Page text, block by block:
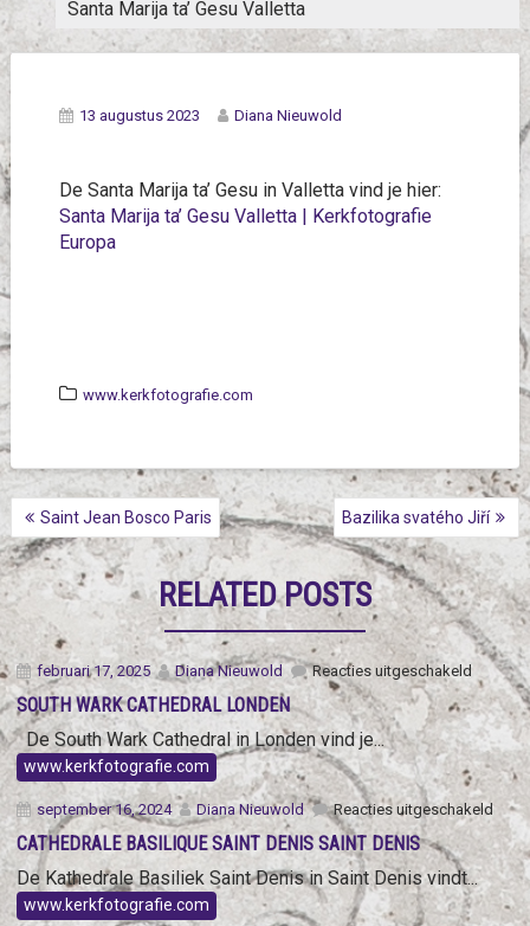
Santa Marija ta’ Gesu Valletta
13 augustus 2023 Diana Nieuwold
De Santa Marija ta’ Gesu in Valletta vind je hier:
Santa Marija ta’ Gesu Valletta | Kerkfotografie
Europa
www.kerkfotografie.com
BERICHTNAVIGATIE
Saint Jean Bosco Paris Bazilika svatého Jiří
RELATED POSTS
februari 17, 2025 Diana Nieuwold Reacties uitgeschakeldvoor
South
Wark
Londen
SOUTH WARK CATHEDRAL LONDEN
De South Wark Cathedral in Londen vind je...
www.kerkfotografie.com
september 16, 2024 Diana Nieuwold Reacties uitgeschakeldvoor
Saint
Denis
Saint
CATHEDRALE BASILIQUE SAINT DENIS SAINT DENIS
De Kathedrale Basiliek Saint Denis in Saint Denis vindt...
www.kerkfotografie.com